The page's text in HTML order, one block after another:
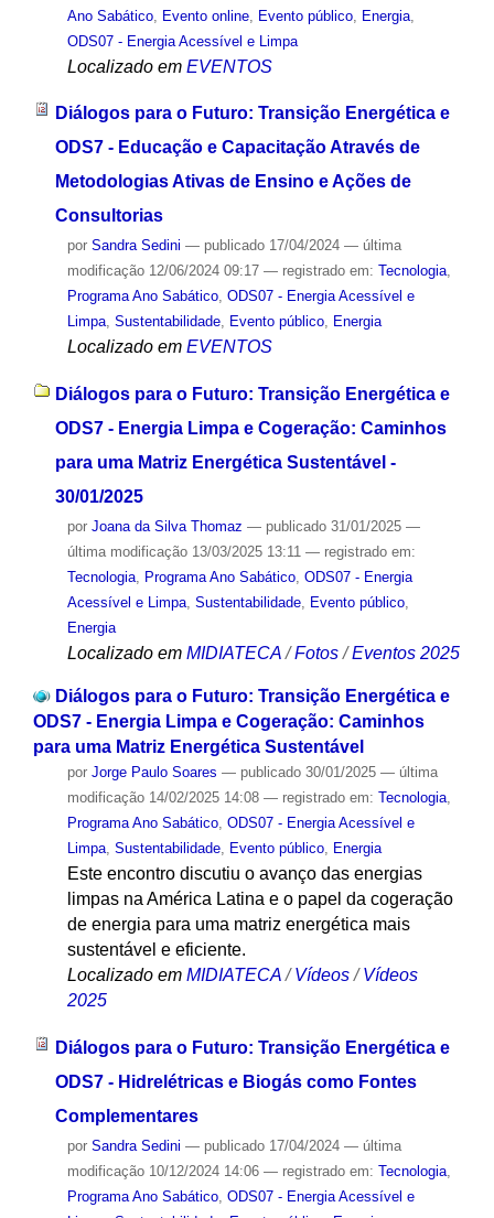
Ano Sabático, Evento online, Evento público, Energia,
ODS07 - Energia Acessível e Limpa
Localizado em EVENTOS
Diálogos para o Futuro: Transição Energética e
ODS7 - Educação e Capacitação Através de
Metodologias Ativas de Ensino e Ações de
Consultorias
por Sandra Sedini — publicado17/04/2024 — última
modificação12/06/2024 09:17 — registrado em: Tecnologia,
Programa Ano Sabático, ODS07 - Energia Acessível e
Limpa, Sustentabilidade, Evento público, Energia
Localizado em EVENTOS
Diálogos para o Futuro: Transição Energética e
ODS7 - Energia Limpa e Cogeração: Caminhos
para uma Matriz Energética Sustentável -
30/01/2025
por Joana da Silva Thomaz — publicado31/01/2025 —
última modificação13/03/2025 13:11 — registrado em:
Tecnologia, Programa Ano Sabático, ODS07 - Energia
Acessível e Limpa, Sustentabilidade, Evento público,
Energia
Localizado em MIDIATECA /Fotos /Eventos 2025
Diálogos para o Futuro: Transição Energética e
ODS7 - Energia Limpa e Cogeração: Caminhos
para uma Matriz Energética Sustentável
por Jorge Paulo Soares — publicado30/01/2025 — última
modificação14/02/2025 14:08 — registrado em: Tecnologia,
Programa Ano Sabático, ODS07 - Energia Acessível e
Limpa, Sustentabilidade, Evento público, Energia
Este encontro discutiu o avanço das energias
limpas na América Latina e o papel da cogeração
de energia para uma matriz energética mais
sustentável e eficiente.
Localizado em MIDIATECA /Vídeos /Vídeos
2025
Diálogos para o Futuro: Transição Energética e
ODS7 - Hidrelétricas e Biogás como Fontes
Complementares
por Sandra Sedini — publicado17/04/2024 — última
modificação10/12/2024 14:06 — registrado em: Tecnologia,
Programa Ano Sabático, ODS07 - Energia Acessível e